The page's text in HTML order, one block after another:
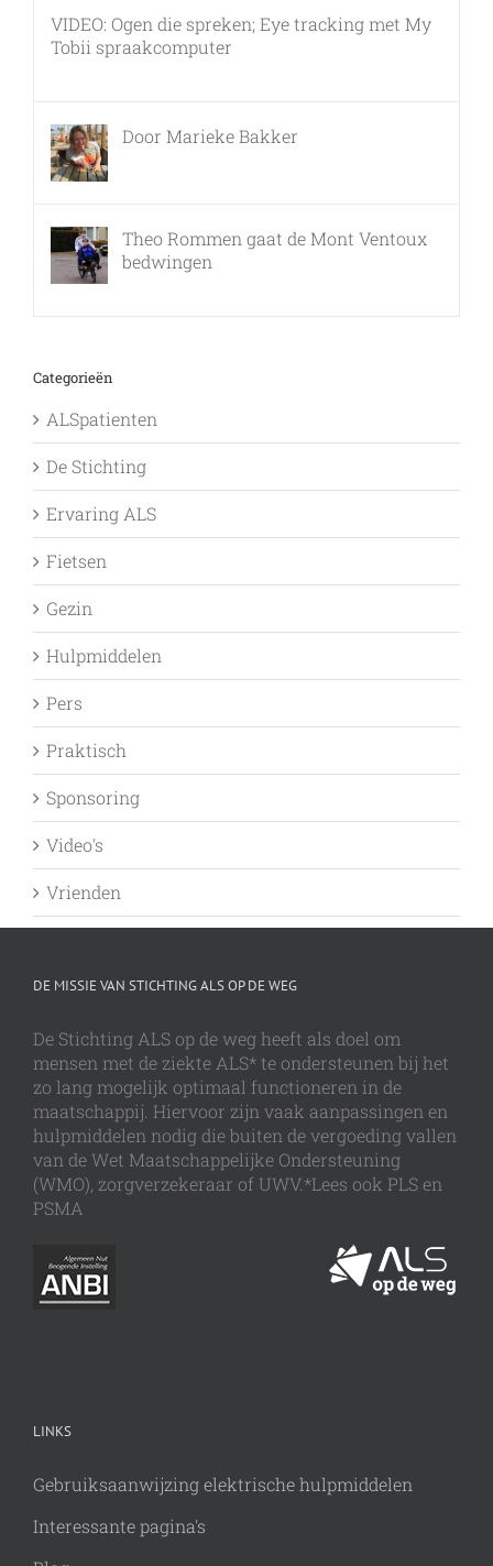
VIDEO: Ogen die spreken; Eye tracking met My
Tobii spraakcomputer
Door Marieke Bakker
Theo Rommen gaat de Mont Ventoux
bedwingen
Categorieën
ALSpatienten
De Stichting
Ervaring ALS
Fietsen
Gezin
Hulpmiddelen
Pers
Praktisch
Sponsoring
Video's
Vrienden
DE MISSIE VAN STICHTING ALS OP DE WEG
De Stichting ALS op de weg heeft als doel om
mensen met de ziekte ALS* te ondersteunen bij het
zo lang mogelijk optimaal functioneren in de
maatschappij. Hiervoor zijn vaak aanpassingen en
hulpmiddelen nodig die buiten de vergoeding vallen
van de Wet Maatschappelijke Ondersteuning
(WMO), zorgverzekeraar of UWV.*Lees ook PLS en
PSMA
LINKS
Gebruiksaanwijzing elektrische hulpmiddelen
Interessante pagina's